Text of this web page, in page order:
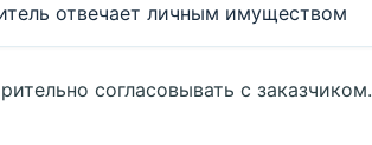
отвечает личным имуществом
согласовывать с заказчиком.